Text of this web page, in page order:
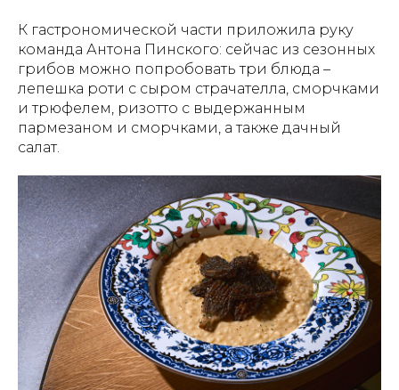
К гастрономической части приложила руку
команда Антона Пинского: сейчас из сезонных
грибов можно попробовать три блюда –
лепешка роти с сыром страчателла, сморчками
и трюфелем, ризотто с выдержанным
пармезаном и сморчками, а также дачный
салат.